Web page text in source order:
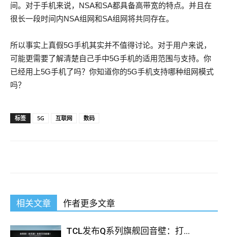
间。对于手机来说，NSA和SA都具备高带宽的特点。并且在
很长一段时间内NSA组网和SA组网将共同存在。
所以事实上真假5G手机其实并不值得讨论。对于用户来说，
可能更需要了解清楚自己手中5G手机的适用范围与支持。你
已经用上5G手机了吗？你知道你的5G手机支持哪种组网模式
吗？
标签 5G 互联网 数码
相关文章 作者更多文章
TCL发布Q系列旗舰回音壁：打...